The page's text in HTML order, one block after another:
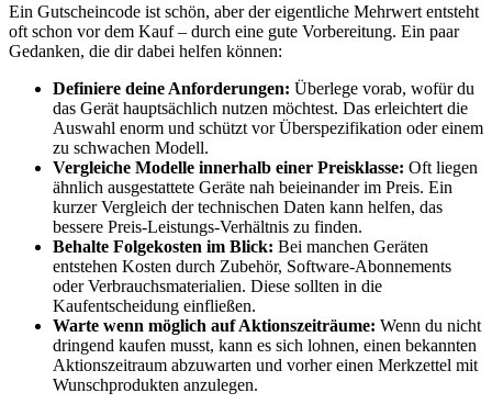
Ein Gutscheincode ist schön, aber der eigentliche Mehrwert entsteht
oft schon vor dem Kauf – durch eine gute Vorbereitung. Ein paar
Gedanken, die dir dabei helfen können:
Definiere deine Anforderungen: Überlege vorab, wofür du
das Gerät hauptsächlich nutzen möchtest. Das erleichtert die
Auswahl enorm und schützt vor Überspezifikation oder einem
zu schwachen Modell.
Vergleiche Modelle innerhalb einer Preisklasse: Oft liegen
ähnlich ausgestattete Geräte nah beieinander im Preis. Ein
kurzer Vergleich der technischen Daten kann helfen, das
bessere Preis-Leistungs-Verhältnis zu finden.
Behalte Folgekosten im Blick: Bei manchen Geräten
entstehen Kosten durch Zubehör, Software-Abonnements
oder Verbrauchsmaterialien. Diese sollten in die
Kaufentscheidung einfließen.
Warte wenn möglich auf Aktionszeiträume: Wenn du nicht
dringend kaufen musst, kann es sich lohnen, einen bekannten
Aktionszeitraum abzuwarten und vorher einen Merkzettel mit
Wunschprodukten anzulegen.